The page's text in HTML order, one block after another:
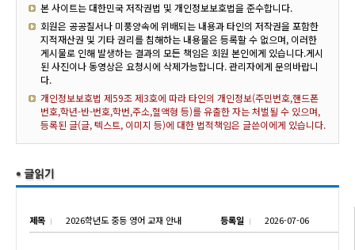
본 사이트는 대한민국 저작권법 및 개인정보보호법을 준수합니다.
회원은 공공질서나 미풍양속에 위배되는 내용과 타인의 저작권을 포함한
지적재산권 및 기타 권리를 침해하는 내용물은 등록할 수 없으며, 이러한
게시물로 인해 발생하는 결과의 모든 책임은 회원 본인에게 있습니다.게시
된 사진이나 동영상은 요청시에 삭제가능합니다. 관리자에게 문의바랍니
다.
개인정보보호법 제59조 제3호에 따라 타인의 개인정보(주민번호,핸드폰
번호,학년-반-번호,학번,주소,혈액형 등)를 유출한 자는 처벌될 수 있으며,
등록된 글(글, 텍스트, 이미지 등)에 대한 법적책임은 글쓴이에게 있습니다.
제목 2026학년도 중등 영어 교재 안내 등록일 2026-07-06